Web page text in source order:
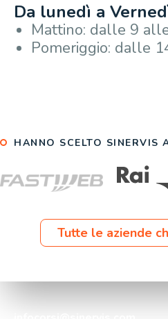
Da lunedì a
Mattino: dalle 9
Pomeriggio: dalle
HANNO SCELTO SINERVIS
Tutte le aziende